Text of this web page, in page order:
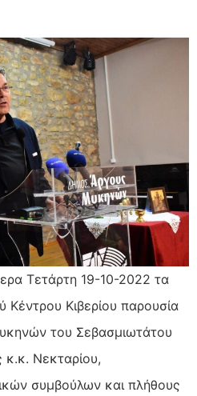
Τετάρτη 19-10-2022 τα
Κέντρου Κιβερίου παρουσία
του Σεβασμιωτάτου
κ.κ. Νεκταρίου,
συμβούλων και πλήθους